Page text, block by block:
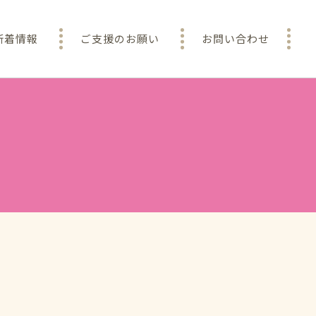
着情報 ご支援のお願い お問い合わせ